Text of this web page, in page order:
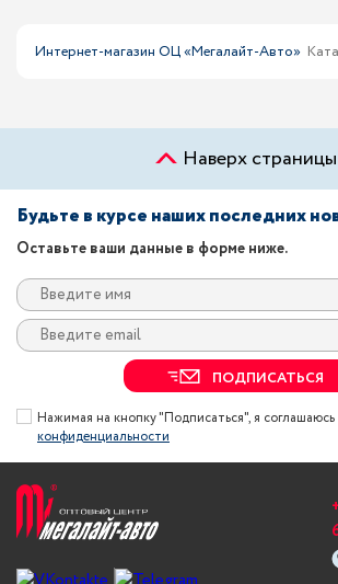
Интернет-магазин ОЦ «Мегалайт-Авто»
Наверх страницы
Будьте в курсе наших последних
Оставьте ваши данные в форме ниже.
ПОДПИСАТЬСЯ
Нажимая на кнопку "Подписаться", я соглашаюсь
конфиденциальности